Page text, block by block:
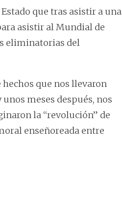
que tras asistir a una
asistir al Mundial de
eliminatorias del
que nos llevaron
meses después, nos
la “revolución” de
enseñoreada entre